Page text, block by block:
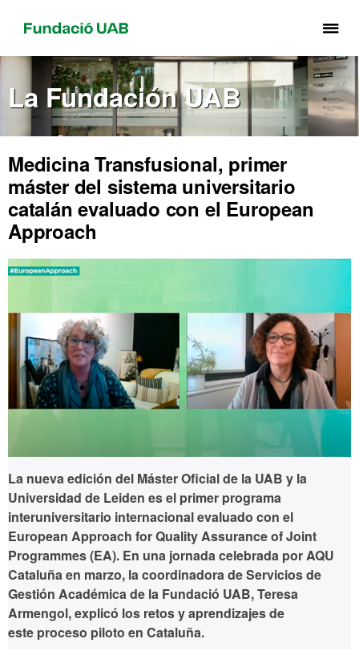
el
La Fundación UAB
Medicina Transfusional, primer
máster del sistema universitario
catalán evaluado con el European
Approach
La nueva edición del Máster Oficial de la UAB y la
Universidad de Leiden es el primer programa
interuniversitario internacional evaluado con el
European Approach for Quality Assurance of Joint
Programmes (EA). En una jornada celebrada por AQU
Cataluña en marzo, la coordinadora de Servicios de
Gestión Académica de la Fundació UAB, Teresa
Armengol, explicó los retos y aprendizajes de
este proceso piloto en Cataluña.